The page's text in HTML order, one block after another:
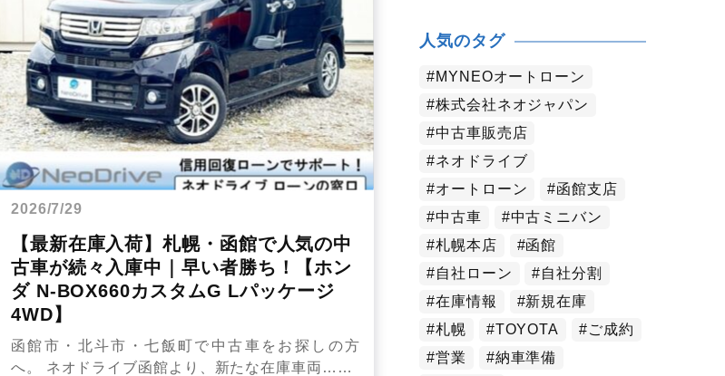
2026/7/29
【最新在庫入荷】札幌・函館で人気の中
古車が続々入庫中｜早い者勝ち！【ホン
ダ N-BOX660カスタムG Lパッケージ
4WD】
函館市・北斗市・七飯町で中古車をお探しの方
へ。 ネオドライブ函館より、新たな在庫車両……
人気のタグ
MYNEOオートローン
株式会社ネオジャパン
中古車販売店
ネオドライブ
オートローン
函館支店
中古車
中古ミニバン
札幌本店
函館
自社ローン
自社分割
在庫情報
新規在庫
札幌
TOYOTA
ご成約
営業
納車準備